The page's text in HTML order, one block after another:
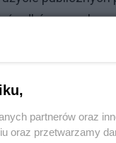
na cele
żeby
partnerów oraz
oraz przetwarzamy